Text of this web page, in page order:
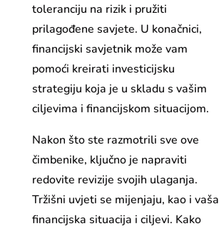
toleranciju na rizik i pružiti
prilagođene savjete. U konačnici,
financijski savjetnik može vam
pomoći kreirati investicijsku
strategiju koja je u skladu s vašim
ciljevima i financijskom situacijom.
Nakon što ste razmotrili sve ove
čimbenike, ključno je napraviti
redovite revizije svojih ulaganja.
Tržišni uvjeti se mijenjaju, kao i vaša
financijska situacija i ciljevi. Kako